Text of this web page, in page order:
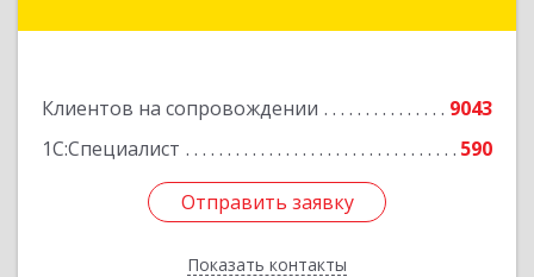
Клиентов на сопровождении
9043
1С:Специалист
590
Отправить заявку
Показать контакты
Отправить заявку
Назад